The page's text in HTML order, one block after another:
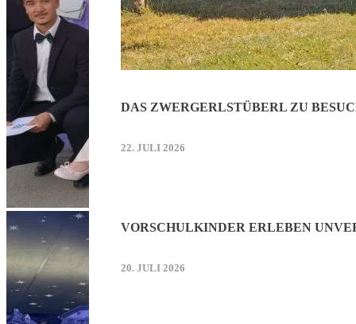
DAS ZWERGERLSTÜBERL ZU
22. JULI 2026
VORSCHULKINDER ERLEBEN
20. JULI 2026